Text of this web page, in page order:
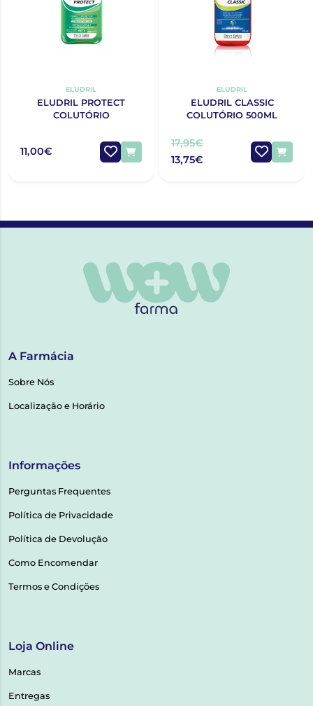
ELUDRIL
ELUDRIL PROTECT
COLUTÓRIO
11,00€
ELUDRIL
ELUDRIL CLASSIC
COLUTÓRIO 500ML
17,95€
13,75€
A Farmácia
Sobre Nós
Localização e Horário
Informações
Perguntas Frequentes
Política de Privacidade
Política de Devolução
Como Encomendar
Termos e Condições
Loja Online
Marcas
Entregas